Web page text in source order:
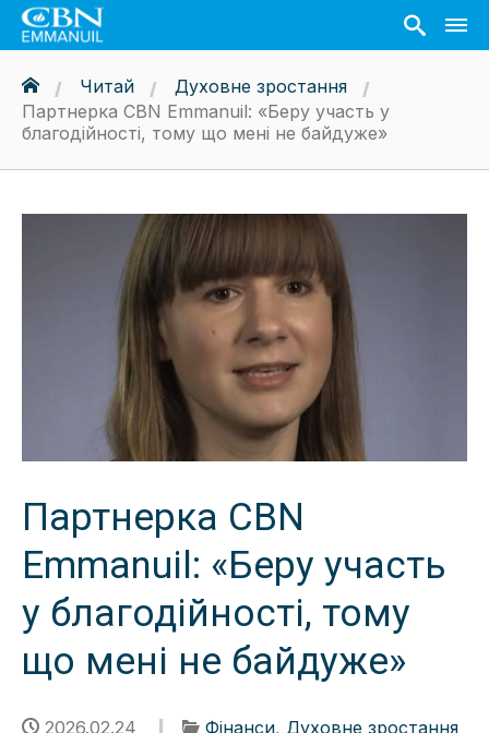
Читай
Духовне зростання
Партнерка CBN Emmanuil: «Беру участь у
благодійності, тому що мені не байдуже»
Партнерка CBN
Emmanuil: «Беру участь
у благодійності, тому
що мені не байдуже»
2026.02.24 Фінанси, Духовне зростання